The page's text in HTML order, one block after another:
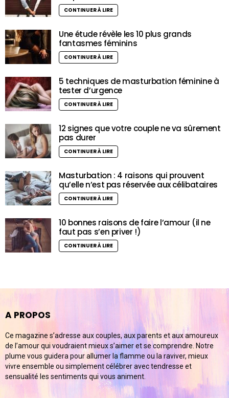
CONTINUER À LIRE
Une étude révèle les 10 plus grands
fantasmes féminins
CONTINUER À LIRE
5 techniques de masturbation féminine à
tester d’urgence
CONTINUER À LIRE
12 signes que votre couple ne va sûrement
pas durer
CONTINUER À LIRE
Masturbation : 4 raisons qui prouvent
qu’elle n’est pas réservée aux célibataires
CONTINUER À LIRE
10 bonnes raisons de faire l’amour (il ne
faut pas s’en priver !)
CONTINUER À LIRE
A PROPOS
Ce magazine s’adresse aux couples, aux parents et aux amoureux
de l’amour qui voudraient mieux s’aimer et se comprendre. Notre
plume vous guidera pour allumer la flamme ou la raviver, mieux
vivre ensemble ou simplement célébrer avec tendresse et
sensualité les sentiments qui vous animent.